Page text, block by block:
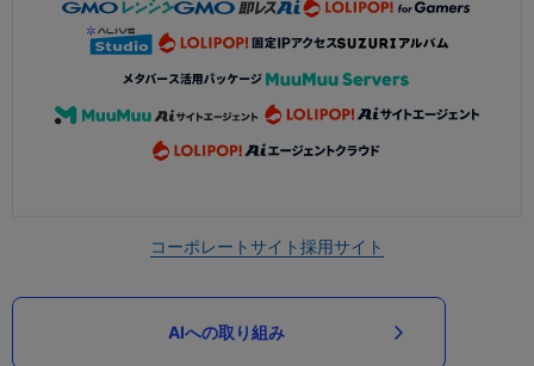
コーポレートサイト採用サイト
AIへの取り組み